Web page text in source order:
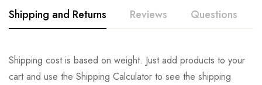
Shipping and Returns Reviews Questions
Shipping cost is based on weight. Just add products to your
cart and use the Shipping Calculator to see the shipping